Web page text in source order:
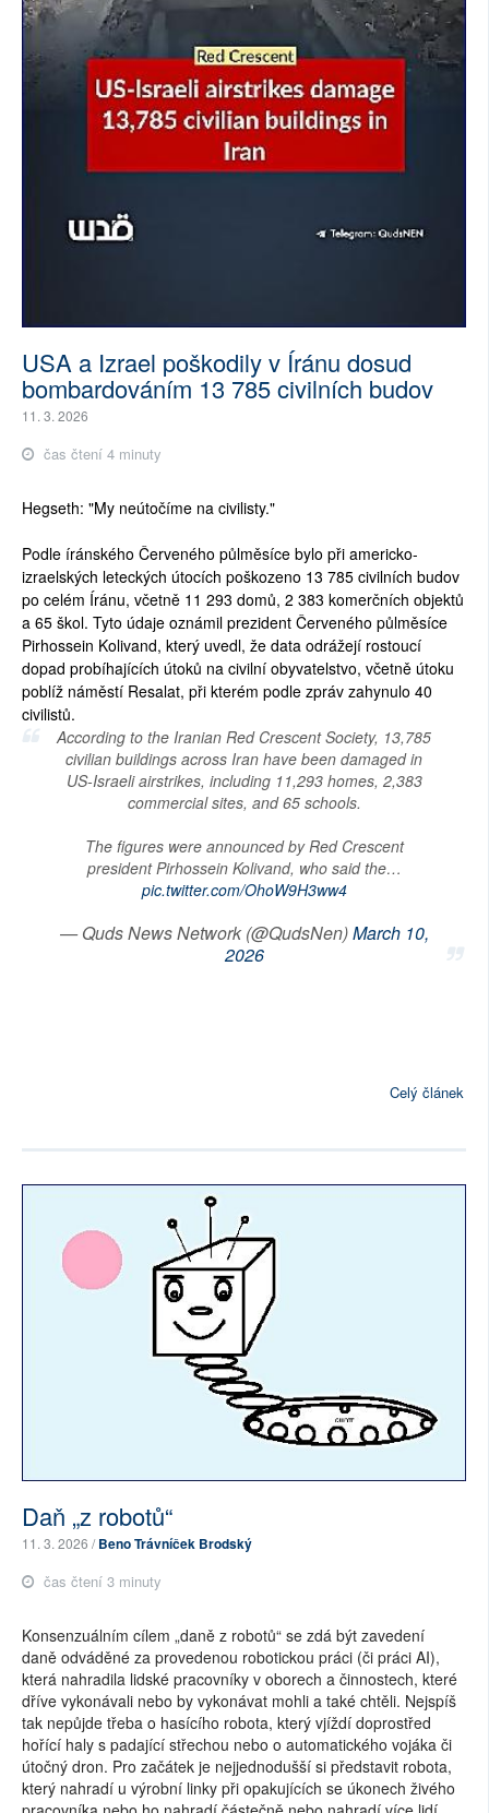
USA a Izrael poškodily v Íránu dosud
bombardováním 13 785 civilních budov
11. 3. 2026
čas čtení 4 minuty
Hegseth: "My neútočíme na civilisty."
Podle íránského Červeného půlměsíce bylo při americko-
izraelských leteckých útocích poškozeno 13 785 civilních budov
po celém Íránu, včetně 11 293 domů, 2 383 komerčních objektů
a 65 škol. Tyto údaje oznámil prezident Červeného půlměsíce
Pirhossein Kolivand, který uvedl, že data odrážejí rostoucí
dopad probíhajících útoků na civilní obyvatelstvo, včetně útoku
poblíž náměstí Resalat, při kterém podle zpráv zahynulo 40
civilistů.
According to the Iranian Red Crescent Society, 13,785
civilian buildings across Iran have been damaged in
US-Israeli airstrikes, including 11,293 homes, 2,383
commercial sites, and 65 schools.
The figures were announced by Red Crescent
president Pirhossein Kolivand, who said the…
pic.twitter.com/OhoW9H3ww4
— Quds News Network (@QudsNen)March 10,
2026
Celý článek
Daň „z robotů“
11. 3. 2026 /Beno Trávníček Brodský
čas čtení 3 minuty
Konsenzuálním cílem „daně z robotů“ se zdá být zavedení
daně odváděné za provedenou robotickou práci (či práci AI),
která nahradila lidské pracovníky v oborech a činnostech, které
dříve vykonávali nebo by vykonávat mohli a také chtěli. Nejspíš
tak nepůjde třeba o hasícího robota, který vjíždí doprostřed
hořící haly s padající střechou nebo o automatického vojáka či
útočný dron. Pro začátek je nejjednodušší si představit robota,
který nahradí u výrobní linky při opakujících se úkonech živého